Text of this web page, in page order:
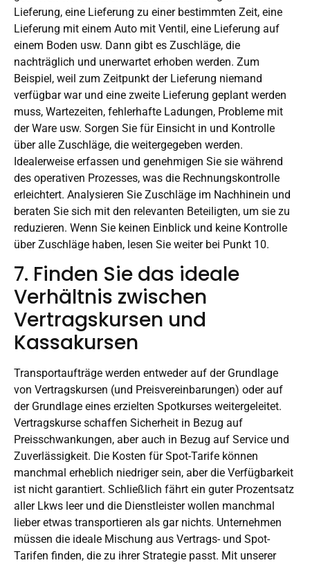
Lieferung, eine Lieferung zu einer bestimmten Zeit, eine
Lieferung mit einem Auto mit Ventil, eine Lieferung auf
einem Boden usw. Dann gibt es Zuschläge, die
nachträglich und unerwartet erhoben werden. Zum
Beispiel, weil zum Zeitpunkt der Lieferung niemand
verfügbar war und eine zweite Lieferung geplant werden
muss, Wartezeiten, fehlerhafte Ladungen, Probleme mit
der Ware usw. Sorgen Sie für Einsicht in und Kontrolle
über alle Zuschläge, die weitergegeben werden.
Idealerweise erfassen und genehmigen Sie sie während
des operativen Prozesses, was die Rechnungskontrolle
erleichtert. Analysieren Sie Zuschläge im Nachhinein und
beraten Sie sich mit den relevanten Beteiligten, um sie zu
reduzieren. Wenn Sie keinen Einblick und keine Kontrolle
über Zuschläge haben, lesen Sie weiter bei Punkt 10.
7. Finden Sie das ideale
Verhältnis zwischen
Vertragskursen und
Kassakursen
Transportaufträge werden entweder auf der Grundlage
von Vertragskursen (und Preisvereinbarungen) oder auf
der Grundlage eines erzielten Spotkurses weitergeleitet.
Vertragskurse schaffen Sicherheit in Bezug auf
Preisschwankungen, aber auch in Bezug auf Service und
Zuverlässigkeit. Die Kosten für Spot-Tarife können
manchmal erheblich niedriger sein, aber die Verfügbarkeit
ist nicht garantiert. Schließlich fährt ein guter Prozentsatz
aller Lkws leer und die Dienstleister wollen manchmal
lieber etwas transportieren als gar nichts. Unternehmen
müssen die ideale Mischung aus Vertrags- und Spot-
Tarifen finden, die zu ihrer Strategie passt. Mit unserer